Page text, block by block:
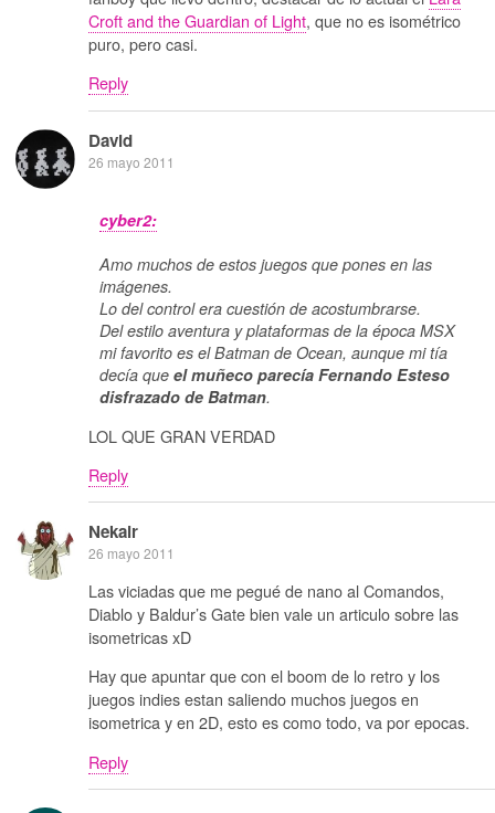
Croft and the Guardian of Light, que no es isométrico
puro, pero casi.
Reply
David
26 mayo 2011
cyber2:
Amo muchos de estos juegos que pones en las
imágenes.
Lo del control era cuestión de acostumbrarse.
Del estilo aventura y plataformas de la época MSX
mi favorito es el Batman de Ocean, aunque mi tía
decía que el muñeco parecía Fernando Esteso
disfrazado de Batman.
LOL QUE GRAN VERDAD
Reply
Nekair
26 mayo 2011
Las viciadas que me pegué de nano al Comandos,
Diablo y Baldur’s Gate bien vale un articulo sobre las
isometricas xD
Hay que apuntar que con el boom de lo retro y los
juegos indies estan saliendo muchos juegos en
isometrica y en 2D, esto es como todo, va por epocas.
Reply